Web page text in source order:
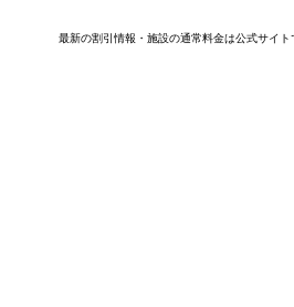
最新の割引情報・施設の通常料金は公式サイ